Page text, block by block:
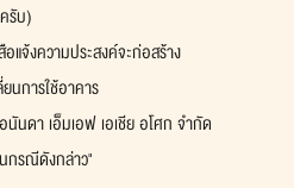
รับ)
จ้งความประสงค์จะก่อสร้าง
นการใช้อาคาร
ดา เอ็มเอฟ เอเชีย อโศก จำกัด
กรณีดังกล่าว"